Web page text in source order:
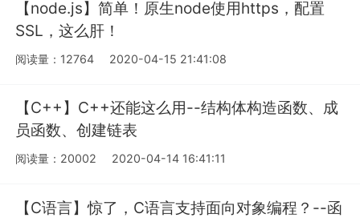
【node.js】简单！原生node使用https，配置
SSL，这么肝！
阅读量：12764 2020-04-15 21:41:08
【C++】C++还能这么用--结构体构造函数、成
员函数、创建链表
阅读量：20002 2020-04-14 16:41:11
【C语言】惊了，C语言支持面向对象编程？--函